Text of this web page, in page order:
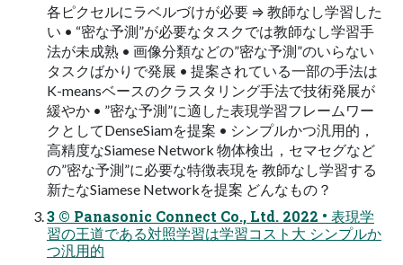
各ピクセルにラベルづけが必要 ⇒ 教師なし学習した
い • “密な予測”が必要なタスクでは教師なし学習手
法が未成熟 • 画像分類などの”密な予測”のいらない
タスクばかりで発展 • 提案されている一部の手法は
K-meansベースのクラスタリング手法で技術発展が
緩やか • ”密な予測”に適した表現学習フレームワー
クとしてDenseSiamを提案 • シンプルかつ汎用的，
高精度なSiamese Network 物体検出，セマセグなど
の”密な予測”に必要な特徴表現を 教師なし学習する
新たなSiamese Networkを提案 どんなもの？
3 ©️ Panasonic Connect Co., Ltd. 2022 • 表現学
習の王道である対照学習は学習コスト大 シンプルか
つ汎用的